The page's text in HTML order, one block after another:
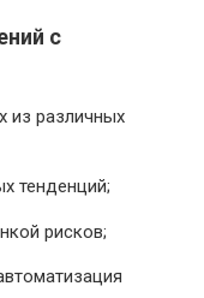
с
из различных
тенденций;
рисков;